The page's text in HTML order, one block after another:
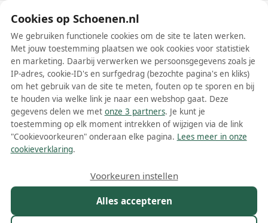
Schoenen.nl
Wis filters Alle filters
Zwarte Panama Jack dames
enkellaarsjes
Meer lezen
1 Model Kleur
33 resultaten:
Cookies op Schoenen.nl
We gebruiken functionele cookies om de site te laten werken.
Met jouw toestemming plaatsen we ook cookies voor statistiek
en marketing. Daarbij verwerken we persoonsgegevens zoals je
IP-adres, cookie-ID's en surfgedrag (bezochte pagina's en kliks)
om het gebruik van de site te meten, fouten op te sporen en bij
te houden via welke link je naar een webshop gaat. Deze
gegevens delen we met onze 3 partners. Je kunt je
toestemming op elk moment intrekken of wijzigen via de link
"Cookievoorkeuren" onderaan elke pagina. Lees meer in onze
cookieverklaring.
Alles accepteren
Voorkeuren instellen